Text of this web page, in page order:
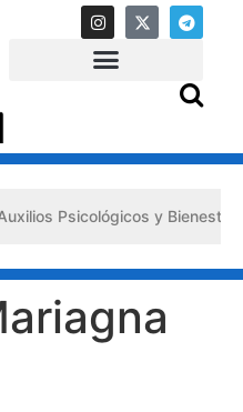
Psicológicos y Bienestar